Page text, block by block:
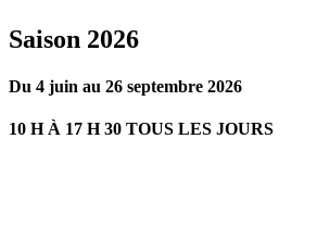
Saison 2026
Du 4 juin au 26 septembre 2026
10 H À 17 H 30 TOUS LES JOURS